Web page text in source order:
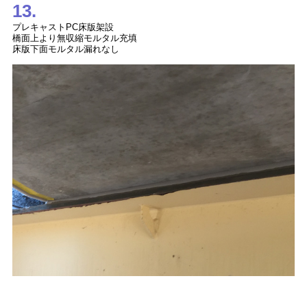
13.
プレキャストPC床版架設
橋面上より無収縮モルタル充填
床版下面モルタル漏れなし